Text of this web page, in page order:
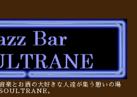
楽とお酒の大好きな人達が集う憩いの場
。